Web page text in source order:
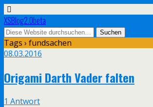
XSBlog2.0beta
Tags › fundsachen
08.03.2016
Origami Darth Vader falten
1 Antwort